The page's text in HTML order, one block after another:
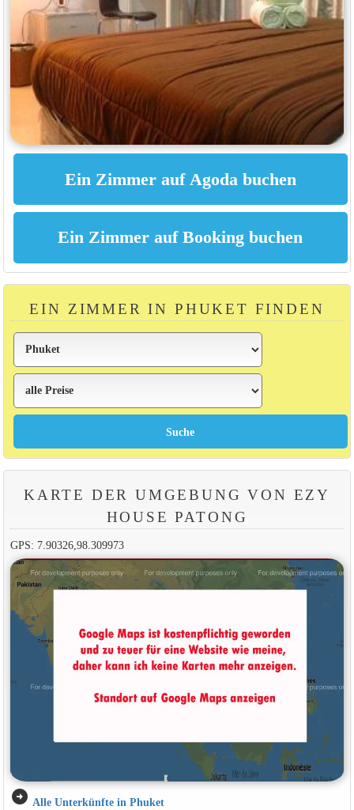
EIN ZIMMER IN PHUKET FINDEN
KARTE DER UMGEBUNG VON EZY
HOUSE PATONG
GPS: 7.90326,98.309973
arrow_circle_right Alle Unterkünfte in Phuket